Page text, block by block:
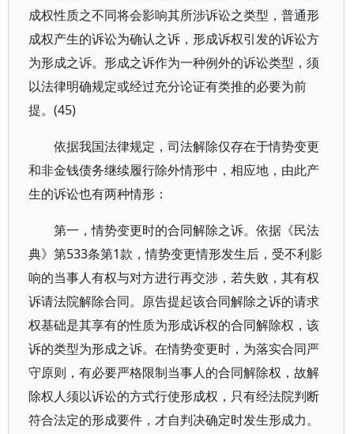
成权性质之不同将会影响其所涉诉讼之类型，普通形
成权产生的诉讼为确认之诉，形成诉权引发的诉讼方
为形成之诉。形成之诉作为一种例外的诉讼类型，须
以法律明确规定或经过充分论证有类推的必要为前
提。(45)
依据我国法律规定，司法解除仅存在于情势变更
和非金钱债务继续履行除外情形中，相应地，由此产
生的诉讼也有两种情形：
第一，情势变更时的合同解除之诉。依据《民法
典》第533条第1款，情势变更情形发生后，受不利影
响的当事人有权与对方进行再交涉，若失败，其有权
诉请法院解除合同。原告提起该合同解除之诉的请求
权基础是其享有的性质为形成诉权的合同解除权，该
诉的类型为形成之诉。在情势变更时，为落实合同严
守原则，有必要严格限制当事人的合同解除权，故解
除权人须以诉讼的方式行使形成权，只有经法院判断
符合法定的形成要件，才自判决确定时发生形成力。